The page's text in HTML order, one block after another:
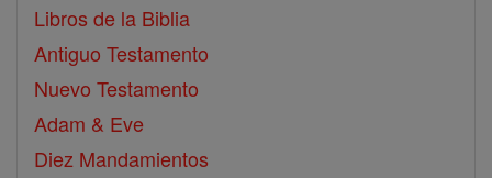
Libros de la Biblia
Antiguo Testamento
Nuevo Testamento
Adam & Eve
Diez Mandamientos